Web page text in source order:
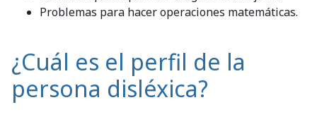
Problemas para hacer operaciones matemáticas.
¿Cuál es el perfil de la
persona disléxica?